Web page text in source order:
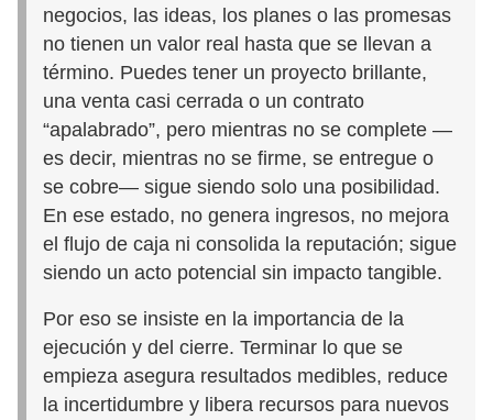
negocios, las ideas, los planes o las promesas
no tienen un valor real hasta que se llevan a
término. Puedes tener un proyecto brillante,
una venta casi cerrada o un contrato
“apalabrado”, pero mientras no se complete —
es decir, mientras no se firme, se entregue o
se cobre— sigue siendo solo una posibilidad.
En ese estado, no genera ingresos, no mejora
el flujo de caja ni consolida la reputación; sigue
siendo un acto potencial sin impacto tangible.
Por eso se insiste en la importancia de la
ejecución y del cierre. Terminar lo que se
empieza asegura resultados medibles, reduce
la incertidumbre y libera recursos para nuevos